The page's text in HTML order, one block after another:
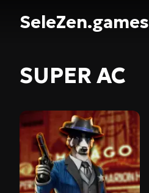
SeleZen.games
SUPER AC